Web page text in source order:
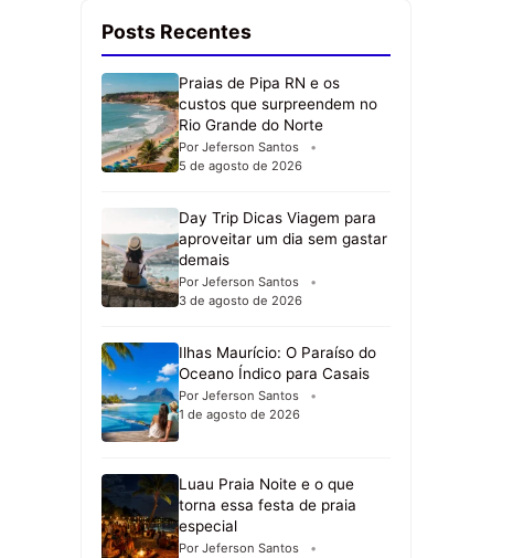
Posts Recentes
Praias de Pipa RN e os
custos que surpreendem no
Rio Grande do Norte
Por Jeferson Santos
5 de agosto de 2026
Day Trip Dicas Viagem para
aproveitar um dia sem gastar
demais
Por Jeferson Santos
3 de agosto de 2026
Ilhas Maurício: O Paraíso do
Oceano Índico para Casais
Por Jeferson Santos
1 de agosto de 2026
Luau Praia Noite e o que
torna essa festa de praia
especial
Por Jeferson Santos